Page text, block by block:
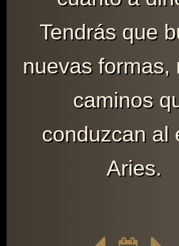
Tendrás que
nuevas formas,
caminos
conduzcan al
Aries.